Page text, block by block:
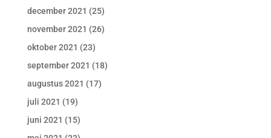
december 2021 (25)
november 2021 (26)
oktober 2021 (23)
september 2021 (18)
augustus 2021 (17)
juli 2021 (19)
juni 2021 (15)